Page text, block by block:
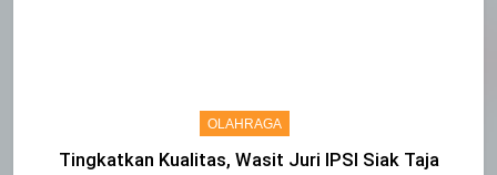
OLAHRAGA
Tingkatkan Kualitas, Wasit Juri IPSI Siak Taja